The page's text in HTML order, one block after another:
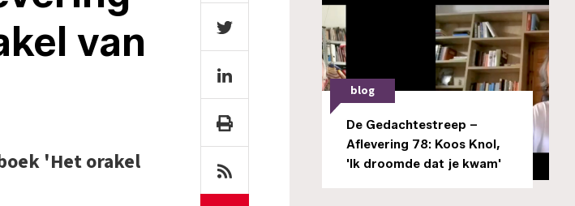
van
'Het orakel
blog
De Gedachtestreep –
Aflevering 78: Koos Knol,
'Ik droomde dat je kwam'